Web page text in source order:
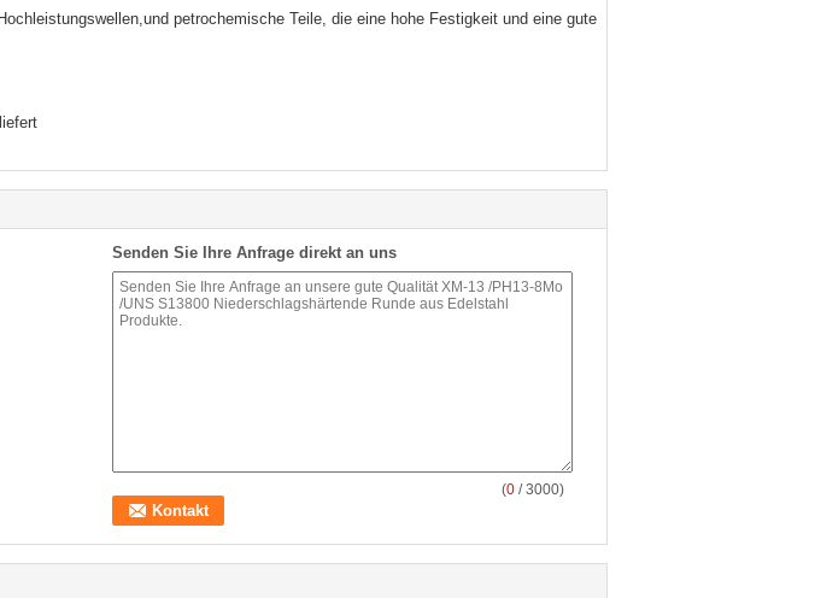
petrochemische Teile, die eine hohe Festigkeit und eine gute
Senden Sie Ihre Anfrage direkt an uns
(0 / 3000)